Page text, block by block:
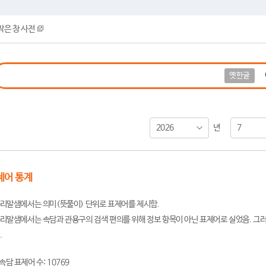
은 창 사전
옛한글
2026 년 7
어 통계
말샘에서는 의미(뜻풀이) 단위로 표제어를 제시함.
말샘에서는 속담과 관용구의 검색 편의를 위해 정보 항목이 아닌 표제어로 실었음. 그
담 표제어 수: 10769